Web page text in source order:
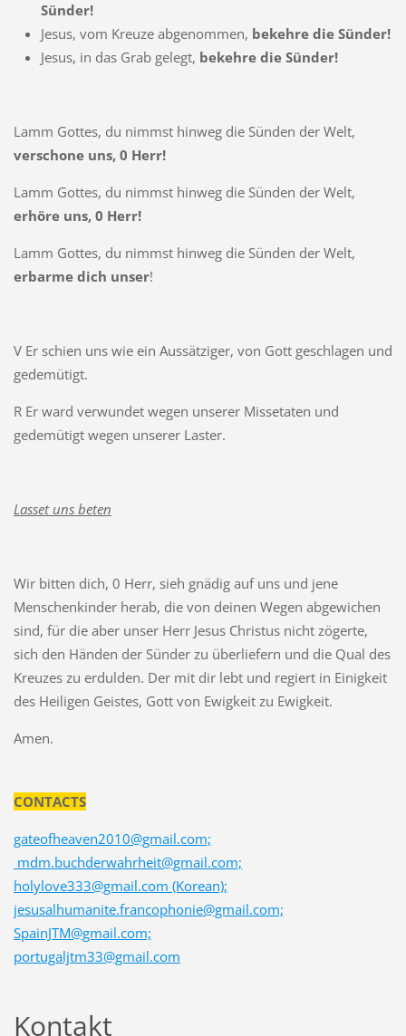
Sünder!
Jesus, vom Kreuze abgenommen, bekehre die Sünder!
Jesus, in das Grab gelegt, bekehre die Sünder!
Lamm Gottes, du nimmst hinweg die Sünden der Welt,
verschone uns, 0 Herr!
Lamm Gottes, du nimmst hinweg die Sünden der Welt,
erhöre uns, 0 Herr!
Lamm Gottes, du nimmst hinweg die Sünden der Welt,
erbarme dich unser!
V Er schien uns wie ein Aussätziger, von Gott geschlagen und
gedemütigt.
R Er ward verwundet wegen unserer Missetaten und
gedemütigt wegen unserer Laster.
Lasset uns beten
Wir bitten dich, 0 Herr, sieh gnädig auf uns und jene
Menschenkinder herab, die von deinen Wegen abgewichen
sind, für die aber unser Herr Jesus Christus nicht zögerte,
sich den Händen der Sünder zu überliefern und die Qual des
Kreuzes zu erdulden. Der mit dir lebt und regiert in Einigkeit
des Heiligen Geistes, Gott von Ewigkeit zu Ewigkeit.
Amen.
CONTACTS
gateofheaven2010@gmail.com;
mdm.buchderwahrheit@gmail.com;
holylove333@gmail.com (Korean);
jesusalhumanite.francophonie@gmail.com;
SpainJTM@gmail.com;
portugaljtm33@gmail.com
Kontakt